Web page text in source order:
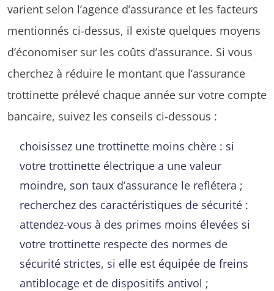
varient selon l’agence d’assurance et les facteurs
mentionnés ci-dessus, il existe quelques moyens
d’économiser sur les coûts d’assurance. Si vous
cherchez à réduire le montant que l’assurance
trottinette prélevé chaque année sur votre compte
bancaire, suivez les conseils ci-dessous :
choisissez une trottinette moins chère : si
votre trottinette électrique a une valeur
moindre, son taux d’assurance le reflétera ;
recherchez des caractéristiques de sécurité :
attendez-vous à des primes moins élevées si
votre trottinette respecte des normes de
sécurité strictes, si elle est équipée de freins
antiblocage et de dispositifs antivol ;